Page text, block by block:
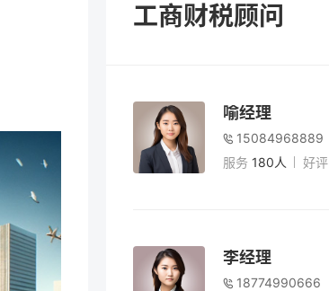
工商财税顾问
喻经理
15084968889
服务 180人 好评
李经理
18774990666